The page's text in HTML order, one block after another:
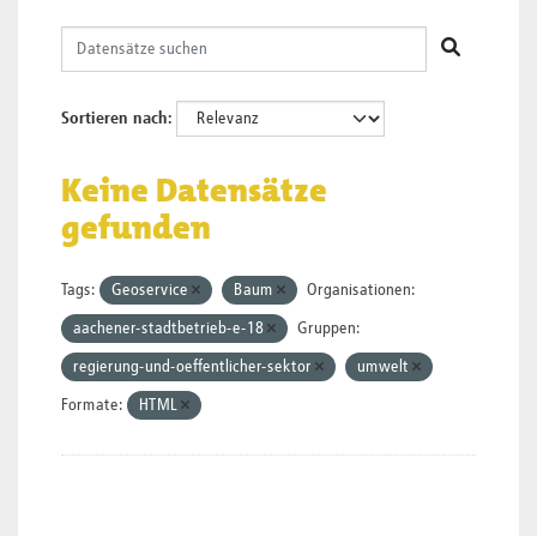
Sortieren nach
Keine Datensätze
gefunden
Tags: Geoservice Baum Organisationen:
aachener-stadtbetrieb-e-18 Gruppen:
regierung-und-oeffentlicher-sektor umwelt
Formate: HTML